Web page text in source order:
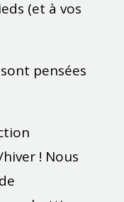
(et à vos
sont pensées
! Nous